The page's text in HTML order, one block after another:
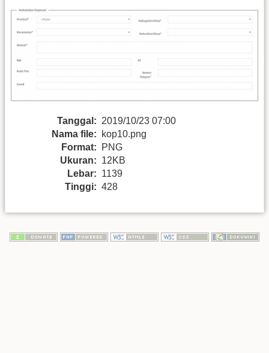
Tanggal: 2019/10/23 07:00
Nama file:
kop10.png
Format:
PNG
Ukuran: 12KB
Lebar: 1139
Tinggi: 428